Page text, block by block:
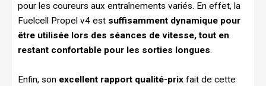
pour les coureurs aux entraînements variés. En effet, la
Fuelcell Propel v4 est suffisamment dynamique pour
être utilisée lors des séances de vitesse, tout en
restant confortable pour les sorties longues.
Enfin, son excellent rapport qualité-prix fait de cette